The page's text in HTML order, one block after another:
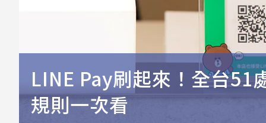
LINE Pay刷起來！全台51
規則一次看